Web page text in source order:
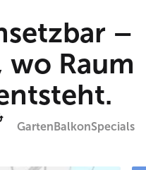
–
Raum
GartenBalkonSpecials